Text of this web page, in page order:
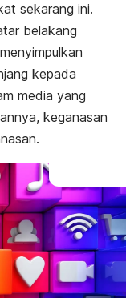
sekarang ini.
belakang
kepada
media yang
keganasan